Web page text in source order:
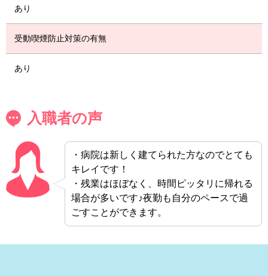
あり
受動喫煙防止対策の有無
あり
入職者の声
・病院は新しく建てられた方なのでとても
キレイです！
・残業はほぼなく、時間ピッタリに帰れる
場合が多いです♪夜勤も自分のペースで過
ごすことができます。